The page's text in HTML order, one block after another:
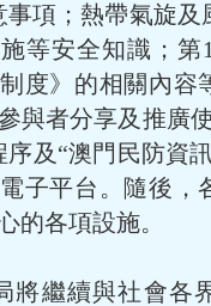
事項；熱帶氣旋及
等安全知識；第
制度》的相關內容
與者分享及推廣
序及“澳門民防資
子平台。隨後，
的各項設施。
將繼續與社會各